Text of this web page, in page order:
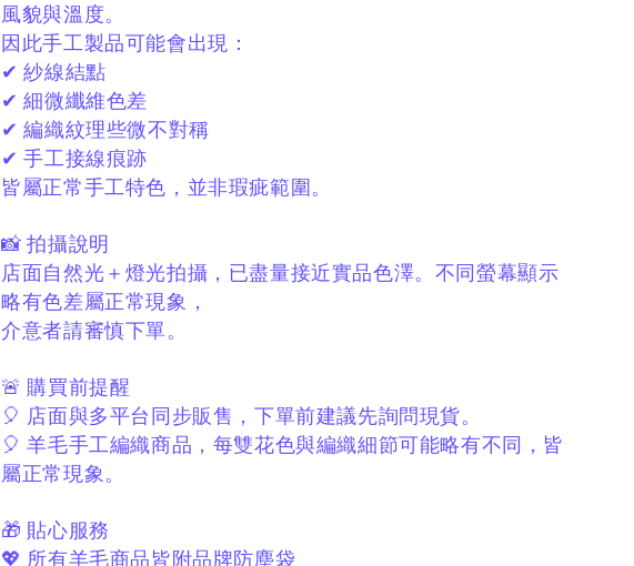
風貌與溫度。
因此手工製品可能會出現：
✔ 紗線結點
✔ 細微纖維色差
✔ 編織紋理些微不對稱
✔ 手工接線痕跡
皆屬正常手工特色， 並非瑕疵範圍。
📸 拍攝說明
店面自然光＋燈光拍攝， 已盡量接近實品色澤。 不同螢幕顯示
略有色差屬正常現象，
介意者請審慎下單。
🚨 購買前提醒
🎈 店面與多平台同步販售， 下單前建議先詢問現貨。
🎈 羊毛手工編織商品， 每雙花色與編織細節可能略有不同， 皆
屬正常現象。
🎁 貼心服務
💖 所有羊毛商品皆附品牌防塵袋